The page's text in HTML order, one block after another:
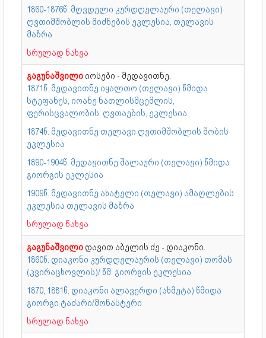
1860-1876წ. მღვდელი კურდღელაური (თელავი)
ღვთიმშობლის მიძნების ეკლესია, თელავის
მაზრა
სრულად ნახვა
გაგუნაშვილი იოსები - მედავითნე.
1871წ. მედავითნე იყალთო (თელავი) წმიდა
სტეფანეს, იოანე ნათლისმცემლის,
ფერისცვალობის, ღვთაების, ეკლესია
1874წ. მედავითნე თელავი ღვთიმშობლის შობის
ეკლესია
1890-1904წ. მედავითნე შალაური (თელავი) წმიდა
გიორგის ეკლესია
1909წ. მედავითნე ახატელი (თელავი) ამაღლების
ეკლესია თელავის მაზრა
სრულად ნახვა
გაგუნაშვილი დავით აბელის ძე - დიაკონი.
1860წ. დიაკონი კურდღელაურის (თელავი) თომას
(კვირაცხოვლის)/ წმ. გიორგის ეკლესია
1870, 1881წ. დიაკონი ალავერდი (ახმეტა) წმიდა
გიორგი ტაძარი/მონასტერი
სრულად ნახვა